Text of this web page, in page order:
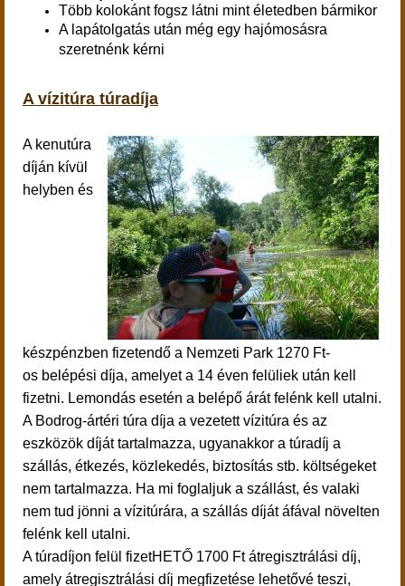
Több kolokánt fogsz látni mint életedben bármikor
A lapátolgatás után még egy hajómosásra
szeretnénk kérni
A vízitúra túradíja
A kenutúra
díján kívül
helyben és
készpénzben fizetendő a Nemzeti Park 1270 Ft-
os belépési díja, amelyet a 14 éven felüliek után kell
fizetni. Lemondás esetén a belépő árát felénk kell utalni.
A Bodrog-ártéri túra díja a vezetett vízitúra és az
eszközök díját tartalmazza, ugyanakkor a túradíj a
szállás, étkezés, közlekedés, biztosítás stb. költségeket
nem tartalmazza. Ha mi foglaljuk a szállást, és valaki
nem tud jönni a vízitúrára, a szállás díját áfával növelten
felénk kell utalni.
A túradíjon felül fizetHETŐ 1700 Ft átregisztrálási díj,
amely átregisztrálási díj megfizetése lehetővé teszi,